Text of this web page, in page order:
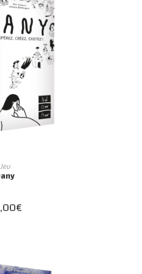
AU PANIER
Jeu
€